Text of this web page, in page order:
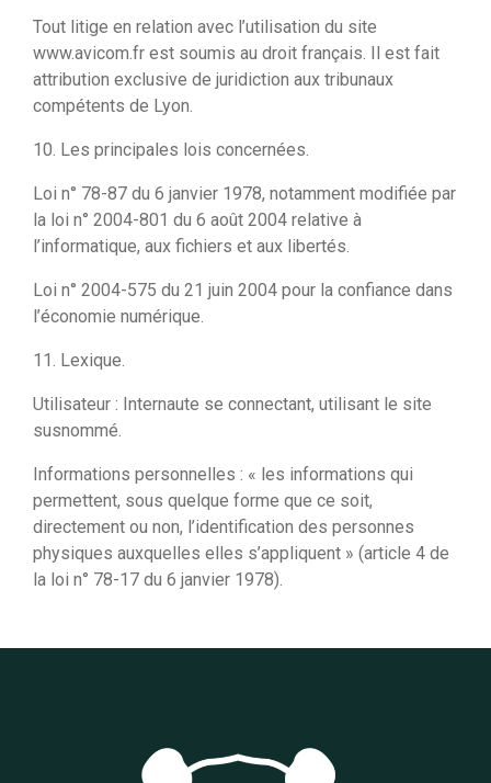
Tout litige en relation avec l’utilisation du site
www.avicom.fr est soumis au droit français. Il est fait
attribution exclusive de juridiction aux tribunaux
compétents de Lyon.
10. Les principales lois concernées.
Loi n° 78-87 du 6 janvier 1978, notamment modifiée par
la loi n° 2004-801 du 6 août 2004 relative à
l’informatique, aux fichiers et aux libertés.
Loi n° 2004-575 du 21 juin 2004 pour la confiance dans
l’économie numérique.
11. Lexique.
Utilisateur : Internaute se connectant, utilisant le site
susnommé.
Informations personnelles : « les informations qui
permettent, sous quelque forme que ce soit,
directement ou non, l’identification des personnes
physiques auxquelles elles s’appliquent » (article 4 de
la loi n° 78-17 du 6 janvier 1978).